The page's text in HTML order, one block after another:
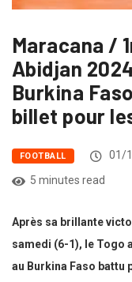
Maracana /
Abidjan
Burkina
billet pour
FOOTBALL 01/
5 minutes read
Après sa brillante
samedi (6-1), le Togo
au Burkina Faso battu